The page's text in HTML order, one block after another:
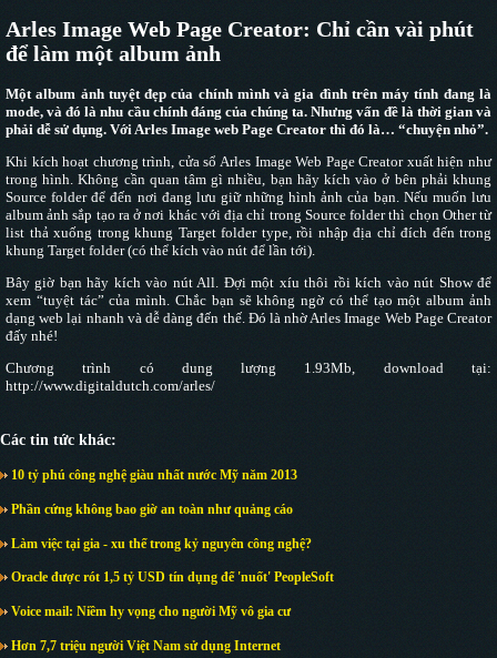
Arles Image Web Page Creator: Chỉ cần vài phút
để làm một album ảnh
Một album ảnh tuyệt đẹp của chính mình và gia đình trên máy tính đang là
mode, và đó là nhu cầu chính đáng của chúng ta. Nhưng vấn đề là thời gian và
phải dễ sử dụng. Với Arles Image web Page Creator thì đó là… “chuyện nhỏ”.
Khi kích hoạt chương trình, cửa sổ Arles Image Web Page Creator xuất hiện như
trong hình. Không cần quan tâm gì nhiều, bạn hãy kích vào ở bên phải khung
Source folder để đến nơi đang lưu giữ những hình ảnh của bạn. Nếu muốn lưu
album ảnh sắp tạo ra ở nơi khác với địa chỉ trong Source folder thì chọn Other từ
list thả xuống trong khung Target folder type, rồi nhập địa chỉ đích đến trong
khung Target folder (có thể kích vào nút để lần tới).
Bây giờ bạn hãy kích vào nút All. Đợi một xíu thôi rồi kích vào nút Show để
xem “tuyệt tác” của mình. Chắc bạn sẽ không ngờ có thể tạo một album ảnh
dạng web lại nhanh và dễ dàng đến thế. Đó là nhờ Arles Image Web Page Creator
đấy nhé!
Chương trình có dung lượng 1.93Mb, download tại:
http://www.digitaldutch.com/arles/
Các tin tức khác:
10 tỷ phú công nghệ giàu nhất nước Mỹ năm 2013
Phần cứng không bao giờ an toàn như quảng cáo
Làm việc tại gia - xu thế trong kỷ nguyên công nghệ?
Oracle được rót 1,5 tỷ USD tín dụng để 'nuốt' PeopleSoft
Voice mail: Niềm hy vọng cho người Mỹ vô gia cư
Hơn 7,7 triệu người Việt Nam sử dụng Internet